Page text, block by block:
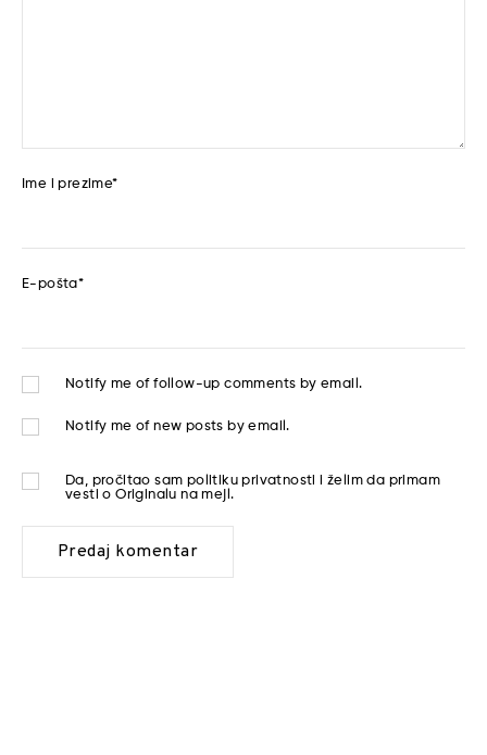
Ime i prezime*
E-pošta*
Notify me of follow-up comments by email.
Notify me of new posts by email.
Da, pročitao sam politiku privatnosti
i želim da primam
vesti o Originalu na mejl.